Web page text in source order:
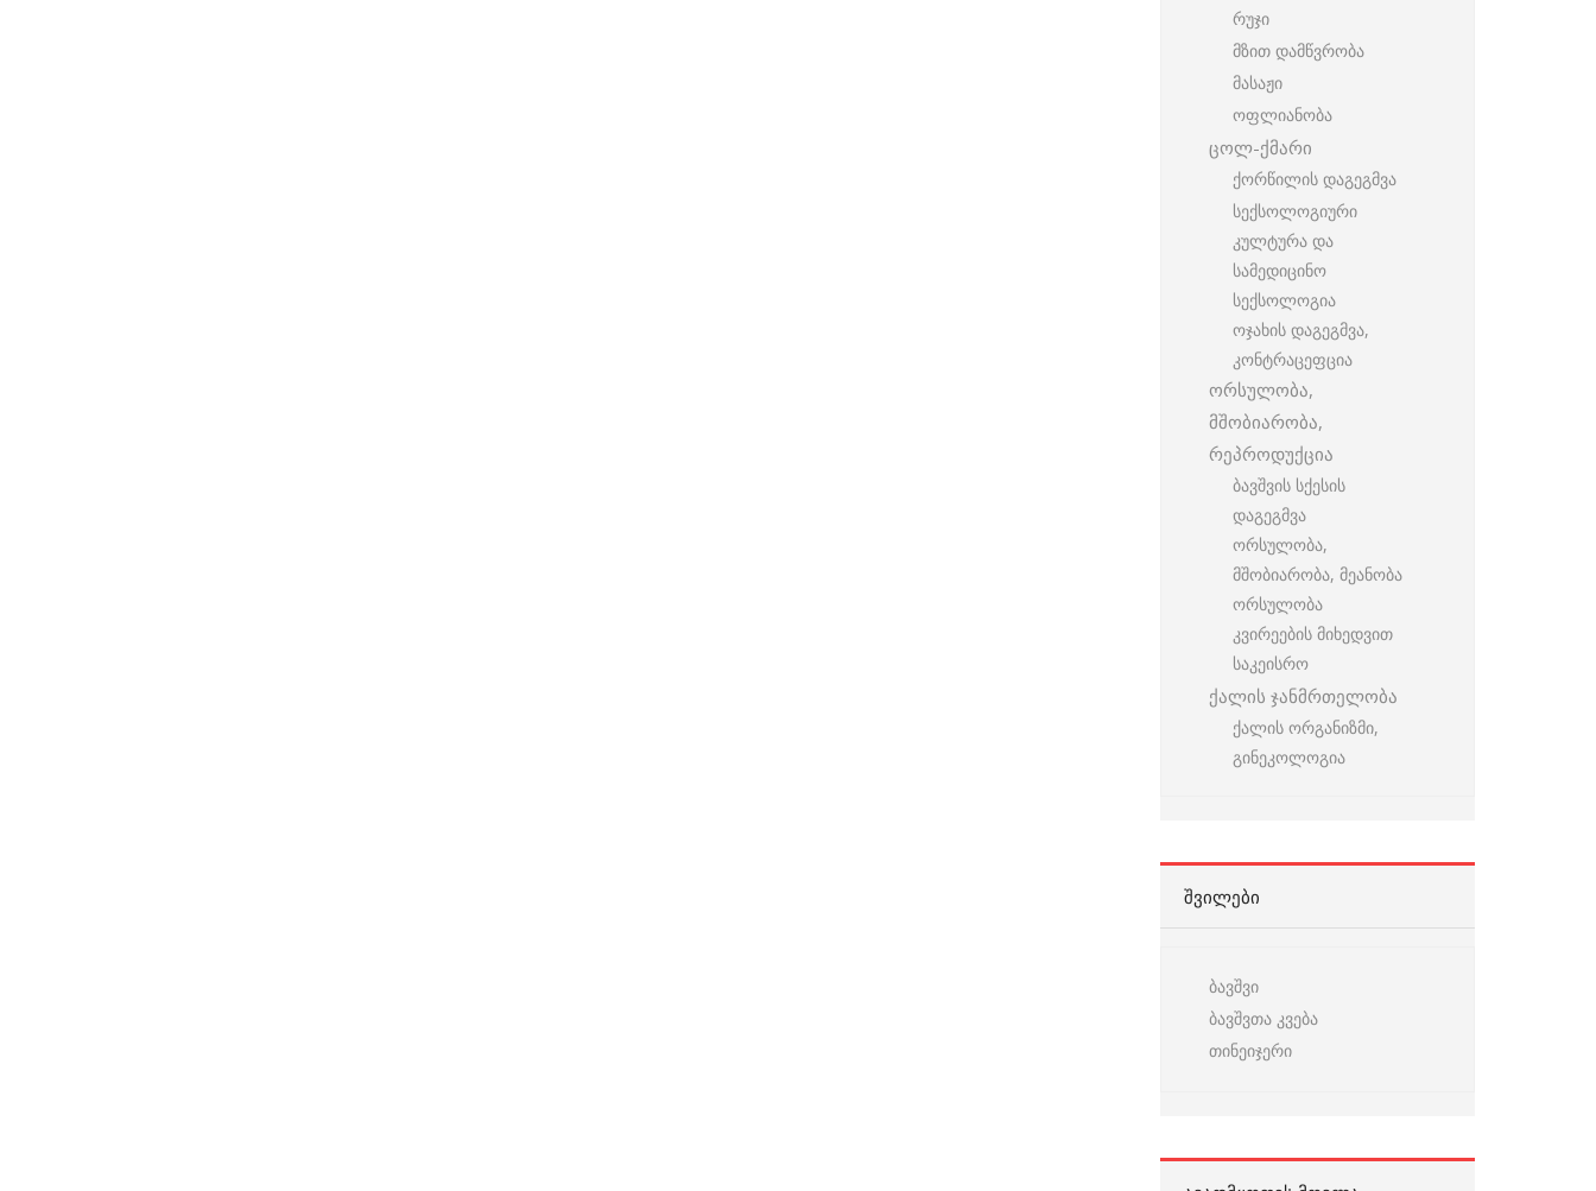
რუჯი
მზით დამწვრობა
მასაჟი
ოფლიანობა
ცოლ-ქმარი
ქორწილის დაგეგმვა
სექსოლოგიური
კულტურა და
სამედიცინო
სექსოლოგია
ოჯახის დაგეგმვა,
კონტრაცეფცია
ორსულობა,
მშობიარობა,
რეპროდუქცია
ბავშვის სქესის
დაგეგმვა
ორსულობა,
მშობიარობა, მეანობა
ორსულობა
კვირეების მიხედვით
საკეისრო
ქალის ჯანმრთელობა
ქალის ორგანიზმი,
გინეკოლოგია
ᲨᲕᲘᲚᲔᲑᲘ
ბავშვი
ბავშვთა კვება
თინეიჯერი